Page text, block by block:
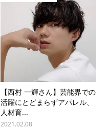
【西村 一輝さん】芸能界での
活躍にとどまらずアパレル、
人材育...
2021.02.08